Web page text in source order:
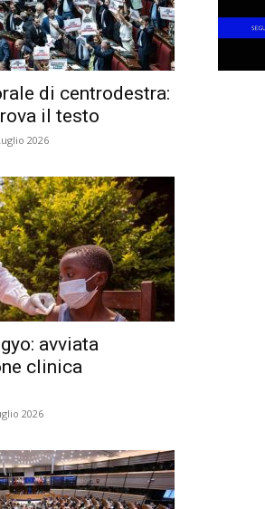
di centrodestra:
il testo
2026
avviata
clinica
2026